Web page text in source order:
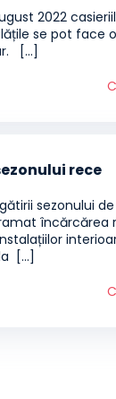
2022
se pot face
[...]
rece
sezonului
încărcărea
[...]